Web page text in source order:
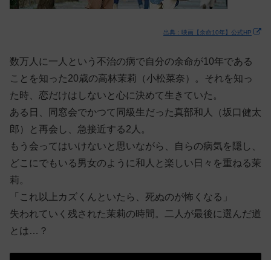
出典：映画【余命10年】公式HP
数万人に一人という不治の病で自分の余命が10年である
ことを知った20歳の高林茉莉（小松菜奈）。それを知っ
た時、恋だけはしないと心に決めて生きていた。
ある日、同窓会でかつて同級生だった真部和人（坂口健太
郎）と再会し、急接近する2人。
もう会ってはいけないと思いながら、自らの病気を隠し、
どこにでもいる男女のように和人と楽しい日々を重ねる茉
莉。
「これ以上カズくんといたら、死ぬのが怖くなる」
失われていく残された茉莉の時間。二人が最後に選んだ道
とは…？